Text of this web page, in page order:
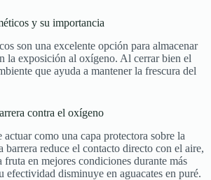
y su importancia
son una excelente opción para almacenar
la exposición al oxígeno. Al cerrar bien el
que ayuda a mantener la frescura del
contra el oxígeno
como una capa protectora sobre la
barrera reduce el contacto directo con el aire,
fruta en mejores condiciones durante más
efectividad disminuye en aguacates en puré.